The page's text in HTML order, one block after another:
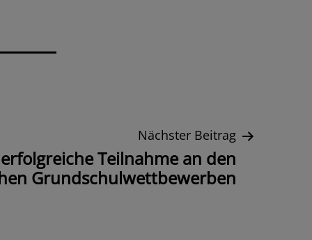
Nächster Beitrag
Teilnahme an den
Grundschulwettbewerben